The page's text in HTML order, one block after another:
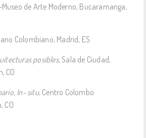
de Arte Moderno, Bucaramanga,
Colombiano, Madrid, ES
posibles, Sala de Ciudad,
CO
In- situ, Centro Colombo
CO